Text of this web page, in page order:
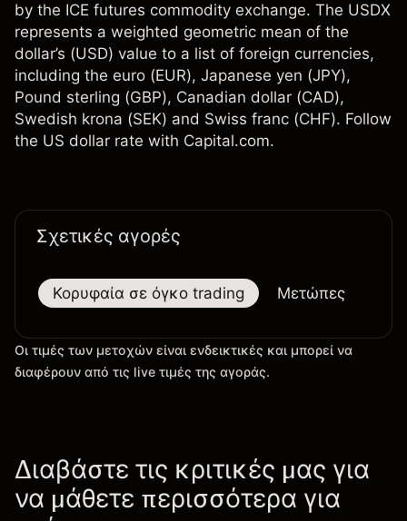
by the ICE futures commodity exchange. The USDX
represents a weighted geometric mean of the
dollar’s (USD) value to a list of foreign currencies,
including the euro (EUR), Japanese yen (JPY),
Pound sterling (GBP), Canadian dollar (CAD),
Swedish krona (SEK) and Swiss franc (CHF). Follow
the US dollar rate with Capital.com.
Σχετικές αγορές
Κορυφαία σε όγκο trading Μετώπες
Οι τιμές των μετοχών είναι ενδεικτικές και μπορεί να
διαφέρουν από τις live τιμές της αγοράς.
Διαβάστε τις κριτικές μας για
να μάθετε περισσότερα για